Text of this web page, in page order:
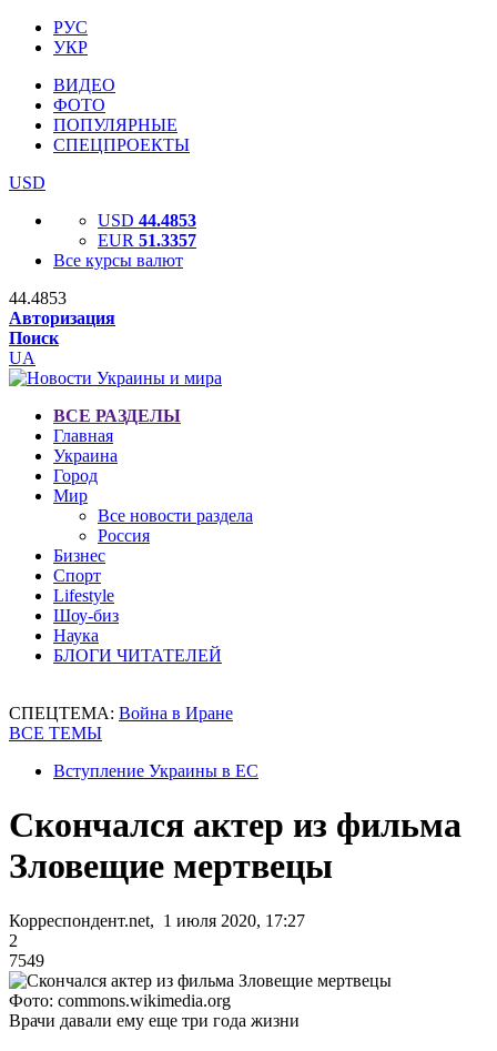
РУС
УКР
ВИДЕО
ФОТО
ПОПУЛЯРНЫЕ
СПЕЦПРОЕКТЫ
USD
USD 44.4853
EUR 51.3357
Все курсы валют
44.4853
Авторизация
Поиск
UA
ВСЕ РАЗДЕЛЫ
Главная
Украина
Город
Мир
Все новости раздела
Россия
Бизнес
Спорт
Lifestyle
Шоу-биз
Наука
БЛОГИ ЧИТАТЕЛЕЙ
СПЕЦТЕМА: Война в Иране
ВСЕ ТЕМЫ
Вступление Украины в ЕС
Скончался актер из фильма
Зловещие мертвецы
Корреспондент.net, 1 июля 2020, 17:27
2
7549
Фото: commons.wikimedia.org
Врачи давали ему еще три года жизни